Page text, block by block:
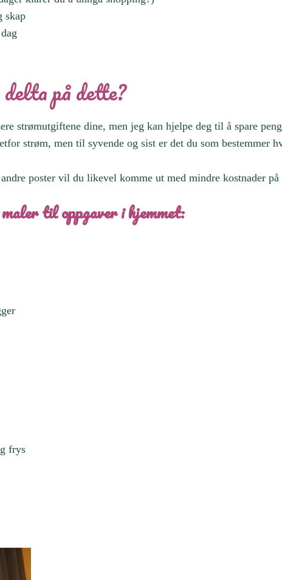
skap
på dette?
strømutgiftene dine, men jeg kan hjelpe deg til å spare
strøm, men til syvende og sist er det du som bestemmer
poster vil du likevel komme ut med mindre kostnader på
til oppgaver i hjemmet:
frys